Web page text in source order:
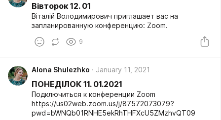
Вівторок 12. 01
Віталій Володимирович приглашает вас на
запланированную конференцию: Zoom.
9
Alona Shulezhko January 11, 2021
ПОНЕДIЛОК 11. 01.2021
Подключиться к конференции Zoom
https://us02web.zoom.us/j/87572073079?
pwd=bWNQb01RNHE5ekRhTHFXcU5ZMzhvQT09